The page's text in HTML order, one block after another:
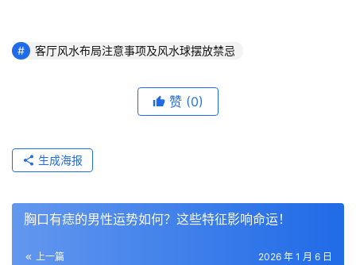
客厅风水布局注意事项及风水球摆放禁忌
赞 (0)
生成海报
胸口有痣的男性运势如何？这些特征影响命运！
上一篇 2026 年 1 月 6 日